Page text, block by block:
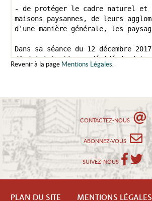
Revenir à la page Mentions Légales.
CONTACTEZ-NOUS
ABONNEZ-VOUS
SUIVEZ-NOUS
PLAN DU SITE MENTIONS LÉGALES